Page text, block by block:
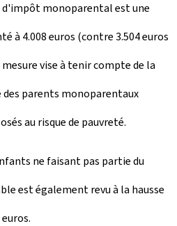
monoparental est une
à 4.008 euros (contre 3.504 euros
vise à tenir compte de la
parents monoparentaux
au risque de pauvreté.
ne faisant pas partie du
est également revu à la hausse